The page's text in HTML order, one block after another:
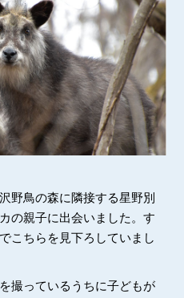
野鳥の森に隣接する星野別
の親子に出会いました。す
こちらを見下ろしていまし
撮っているうちに子どもが